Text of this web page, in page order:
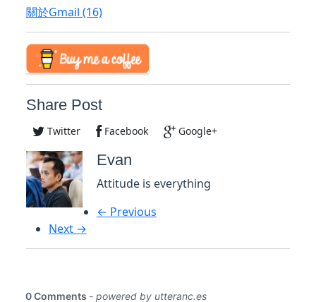
關於Gmail (16)
Share Post
Twitter Facebook Google+
Evan
Attitude is everything
← Previous
Next →